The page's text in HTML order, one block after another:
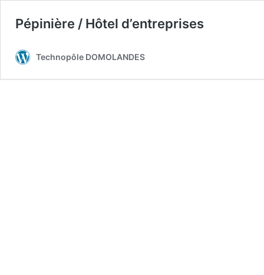
Pépinière / Hôtel d’entreprises
Technopôle DOMOLANDES